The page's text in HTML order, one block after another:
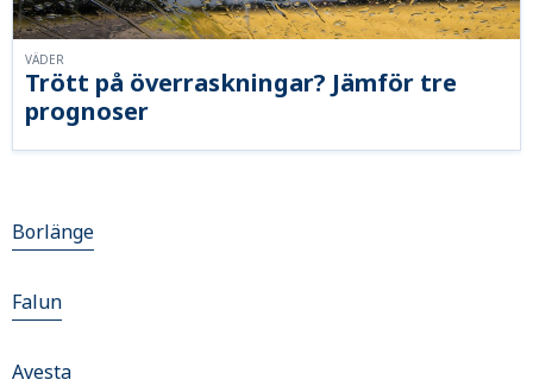
Trött på överraskningar? Jämför tre
prognoser
VÄDER
Borlänge
Falun
Avesta